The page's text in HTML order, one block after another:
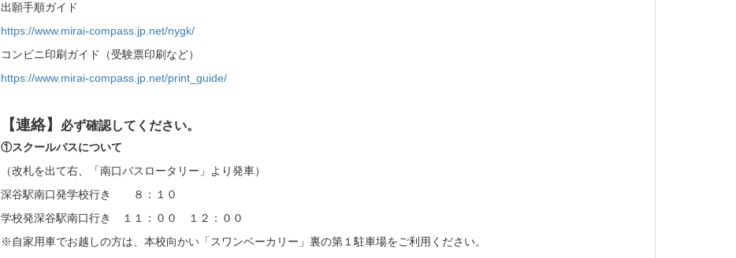
出願手順ガイド
https://www.mirai-compass.jp.net/nygk/
コンビニ印刷ガイド（受験票印刷など）
https://www.mirai-compass.jp.net/print_guide/
【連絡】 必ず確認してください。
①スクールバスについて
（改札を出て右、「南口バスロータリー」より発車）
深谷駅南口発学校行き ８：１０
学校発深谷駅南口行き １１：００ １２：００
※自家用車でお越しの方は、本校向かい「スワンベーカリー」裏の第１駐車場をご利用ください。